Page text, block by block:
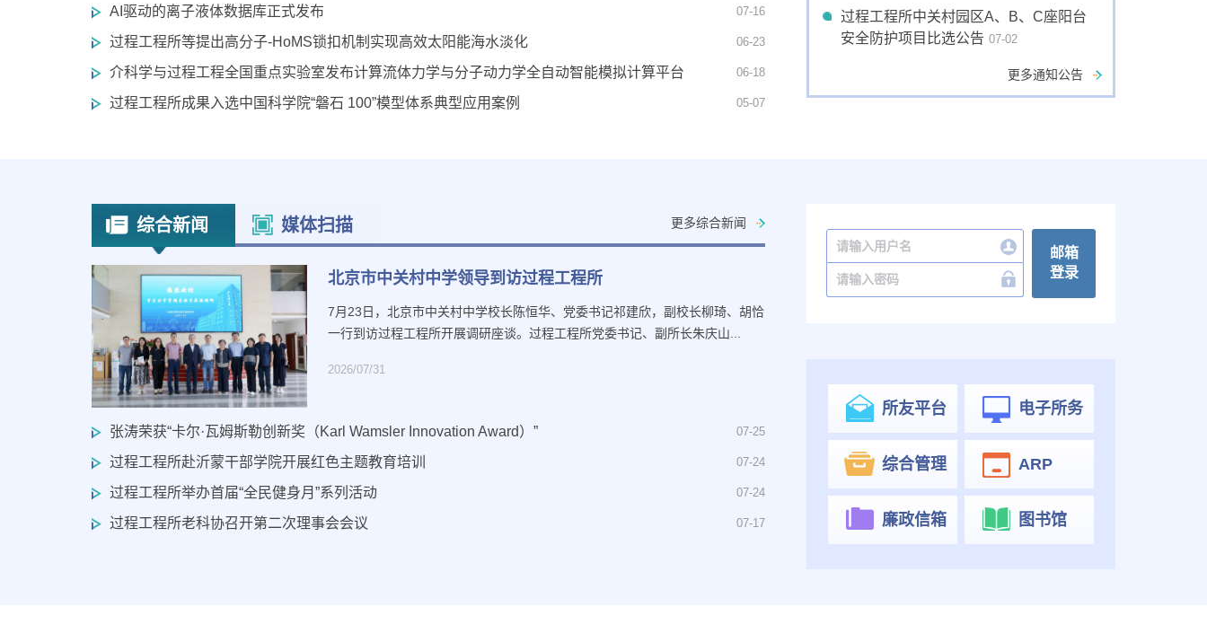
AI驱动的离子液体数据库正式发布 07-16
过程工程所等提出高分子-HoMS锁扣机制实现高效太阳能海水淡化 06-23
介科学与过程工程全国重点实验室发布计算流体力学与分子动力学全自动智能模拟计算平台 06-18
过程工程所成果入选中国科学院“磐石 100”模型体系典型应用案例 05-07
更多通知公告
过程工程所中关村园区A、B、C座阳台
安全防护项目比选公告 07-02
综合新闻 媒体扫描 更多综合新闻
北京市中关村中学领导到访过程工程所
7月23日，北京市中关村中学校长陈恒华、党委书记祁建欣，副校长柳琦、胡恰
一行到访过程工程所开展调研座谈。过程工程所党委书记、副所长朱庆山...
2026/07/31
张涛荣获“卡尔·瓦姆斯勒创新奖（Karl Wamsler Innovation Award）” 07-25
过程工程所赴沂蒙干部学院开展红色主题教育培训 07-24
过程工程所举办首届“全民健身月”系列活动 07-24
过程工程所老科协召开第二次理事会会议 07-17
邮箱
登录
所友平台 电子所务
综合管理 ARP
廉政信箱 图书馆